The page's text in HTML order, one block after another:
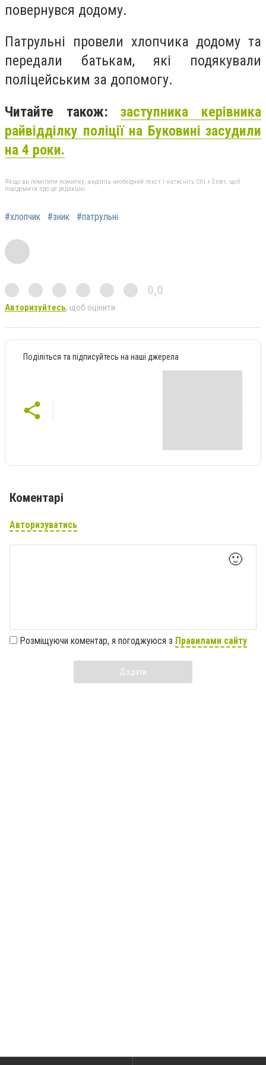
повернувся додому.
Патрульні провели хлопчика додому та
передали батькам, які подякували
поліцейським за допомогу.
Читайте також:заступника керівника
райвідділку поліції на Буковині засудили
на 4 роки.
Якщо ви помітили помилку, виділіть необхідний текст і натисніть Ctrl + Enter, щоб
повідомити про це редакцію
#хлопчик #зник #патрульні
0,0
Авторизуйтесь, щоб оцінити
Поділіться та підписуйтесь на наші джерела
Коментарі
Авторизуватись
🙂
Розміщуючи коментар, я погоджуюся з Правилами сайту
Додати